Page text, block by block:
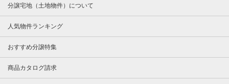
分譲宅地（土地物件）について
人気物件ランキング
おすすめ分譲特集
商品カタログ請求